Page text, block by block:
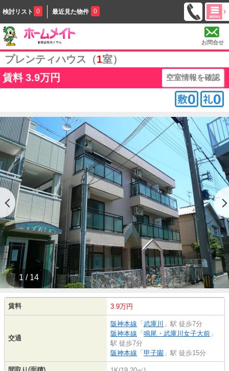
検討リスト 0 最近見た物件 0
お問合せ
プレンティハウス（1室）
賃料 3.9万円 空室情報を確認
1 / 14
賃料 3.9万円
交通
阪神本線 「 武庫川 」駅 徒歩7分
阪神本線 「 鳴尾・武庫川女子大前 」
駅 徒歩7分
阪神本線 「 甲子園 」駅 徒歩15分